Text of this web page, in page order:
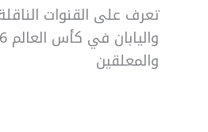
تعرف على القنوات
والمعلقين